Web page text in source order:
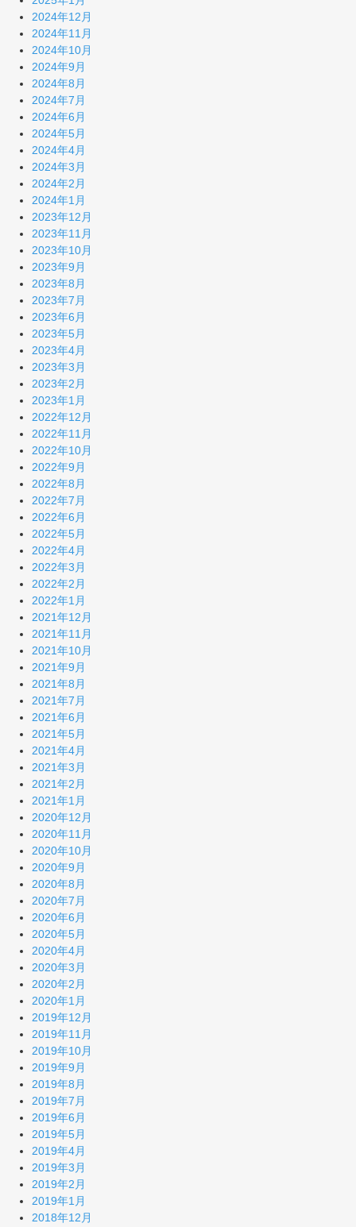
2024年12月
2024年11月
2024年10月
2024年9月
2024年8月
2024年7月
2024年6月
2024年5月
2024年4月
2024年3月
2024年2月
2024年1月
2023年12月
2023年11月
2023年10月
2023年9月
2023年8月
2023年7月
2023年6月
2023年5月
2023年4月
2023年3月
2023年2月
2023年1月
2022年12月
2022年11月
2022年10月
2022年9月
2022年8月
2022年7月
2022年6月
2022年5月
2022年4月
2022年3月
2022年2月
2022年1月
2021年12月
2021年11月
2021年10月
2021年9月
2021年8月
2021年7月
2021年6月
2021年5月
2021年4月
2021年3月
2021年2月
2021年1月
2020年12月
2020年11月
2020年10月
2020年9月
2020年8月
2020年7月
2020年6月
2020年5月
2020年4月
2020年3月
2020年2月
2020年1月
2019年12月
2019年11月
2019年10月
2019年9月
2019年8月
2019年7月
2019年6月
2019年5月
2019年4月
2019年3月
2019年2月
2019年1月
2018年12月